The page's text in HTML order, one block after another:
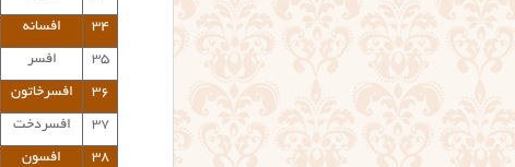
۳۴ افسانه
۳۵ افسر
۳۶ افسرخاتون
۳۷ افسردخت
۳۸ افسون